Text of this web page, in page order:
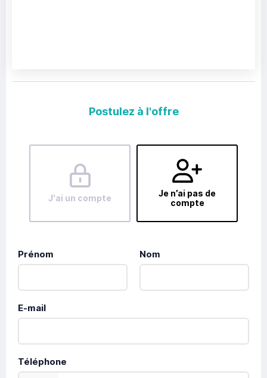
Postulez à l'offre
J'ai un compte
Je n’ai pas de
compte
Prénom Nom
E-mail
Téléphone